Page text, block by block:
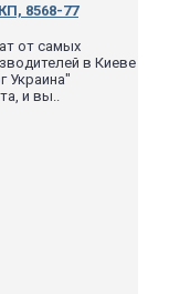
8568-77
от самых
в Киеве
Украина"
и вы..